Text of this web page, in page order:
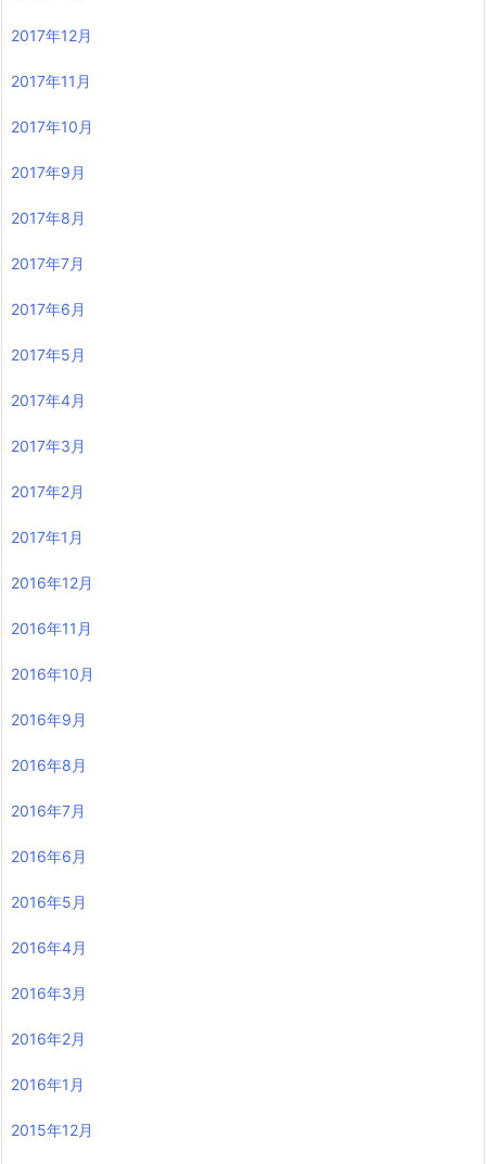
2017年12月
2017年11月
2017年10月
2017年9月
2017年8月
2017年7月
2017年6月
2017年5月
2017年4月
2017年3月
2017年2月
2017年1月
2016年12月
2016年11月
2016年10月
2016年9月
2016年8月
2016年7月
2016年6月
2016年5月
2016年4月
2016年3月
2016年2月
2016年1月
2015年12月